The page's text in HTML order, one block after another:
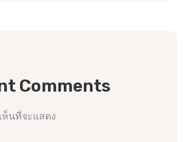
Comments
นที่จะแสดง